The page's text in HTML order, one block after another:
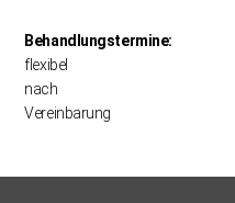
Behandlungstermine:
flexibel
nach
Vereinbarung